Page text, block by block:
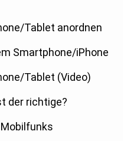
Tablet anordnen
Smartphone/iPhone
Tablet (Video)
der richtige?